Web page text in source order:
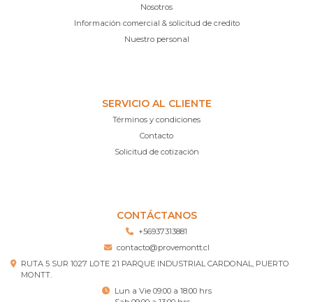
Nosotros
Información comercial & solicitud de credito
Nuestro personal
SERVICIO AL CLIENTE
Términos y condiciones
Contacto
Solicitud de cotización
CONTÁCTANOS
+56937313881
contacto@provemontt.cl
RUTA 5 SUR 1027 LOTE 21 PARQUE INDUSTRIAL CARDONAL, PUERTO
MONTT.
Lun a Vie 09:00 a 18:00 hrs